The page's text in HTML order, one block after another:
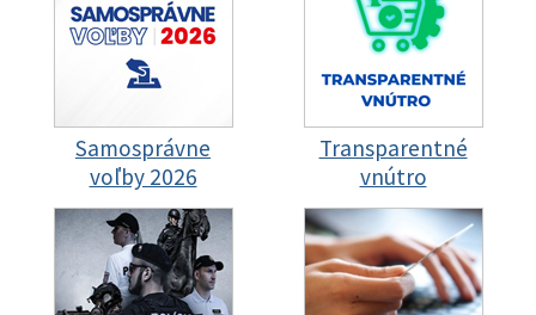
Samosprávne
voľby 2026
Transparentné
vnútro